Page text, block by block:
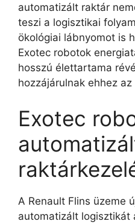
automatizált raktár
teszi a logisztikai
ökológiai lábnyomot is
Exotec robotok
hosszú élettartama
hozzájárulnak ehhez
Exotec
A Renault Flins üzeme
automatizált logisztikát